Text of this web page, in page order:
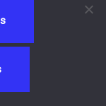
nous